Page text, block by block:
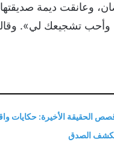
وعانقت ديمة
وأحب تشجيعك لي».
الحقيقة الأخيرة: حكايات
الصدق